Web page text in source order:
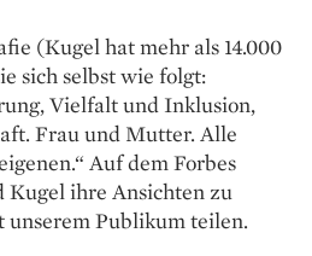
(Kugel hat mehr als 14.000
sich selbst wie folgt:
Vielfalt und Inklusion,
Frau und Mutter. Alle
Auf dem Forbes
Kugel ihre Ansichten zu
Publikum teilen.